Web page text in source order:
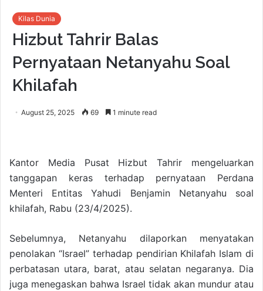
Kilas Dunia
Hizbut Tahrir Balas
Pernyataan Netanyahu Soal
Khilafah
August 25, 2025 69 1 minute read
Kantor Media Pusat Hizbut Tahrir mengeluarkan
tanggapan keras terhadap pernyataan Perdana
Menteri Entitas Yahudi Benjamin Netanyahu soal
khilafah, Rabu (23/4/2025).
Sebelumnya, Netanyahu dilaporkan menyatakan
penolakan “Israel” terhadap pendirian Khilafah Islam di
perbatasan utara, barat, atau selatan negaranya. Dia
juga menegaskan bahwa Israel tidak akan mundur atau